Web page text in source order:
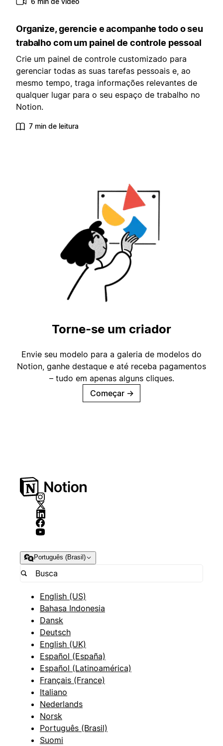
Organize, gerencie e acompanhe todo o seu
trabalho com um painel de controle pessoal
Crie um painel de controle customizado para
gerenciar todas as suas tarefas pessoais e, ao
mesmo tempo, traga informações relevantes de
qualquer lugar para o seu espaço de trabalho no
Notion.
7 min de leitura
Torne-se um criador
Envie seu modelo para a galeria de modelos do
Notion, ganhe destaque e até receba pagamentos
– tudo em apenas alguns cliques.
Começar →
Português (Brasil)
English (US)
Bahasa Indonesia
Dansk
Deutsch
English (UK)
Español (España)
Español (Latinoamérica)
Français (France)
Italiano
Nederlands
Norsk
Português (Brasil)
Suomi